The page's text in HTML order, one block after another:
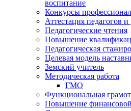
воспитание
Конкурсы
Аттестация педагогов
Педагогические чтения
Повышение
Педагогическая
Целевая модель
Земский учитель
Методическая работа
ГМО
Функциональная
Повышение финансовой